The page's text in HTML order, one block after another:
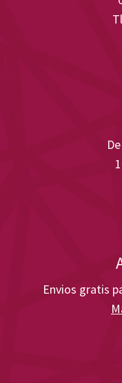
Envios gratis